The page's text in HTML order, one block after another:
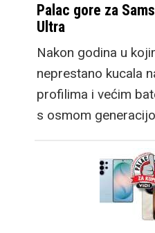
Palac gore za
Ultra
Nakon godina u
neprestano kucala
profilima i većim
s osmom